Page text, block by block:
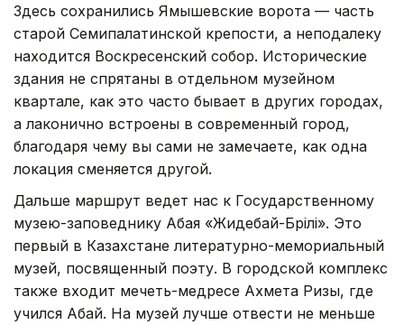
Здесь сохранились Ямышевские ворота — часть
старой Семипалатинской крепости, а неподалеку
находится Воскресенский собор. Исторические
здания не спрятаны в отдельном музейном
квартале, как это часто бывает в других городах,
а лаконично встроены в современный город,
благодаря чему вы сами не замечаете, как одна
локация сменяется другой.
Дальше маршрут ведет нас к Государственному
музею-заповеднику Абая «Жидебай-Бөрілі». Это
первый в Казахстане литературно-мемориальный
музей, посвященный поэту. В городской комплекс
также входит мечеть-медресе Ахмета Ризы, где
учился Абай. На музей лучше отвести не меньше